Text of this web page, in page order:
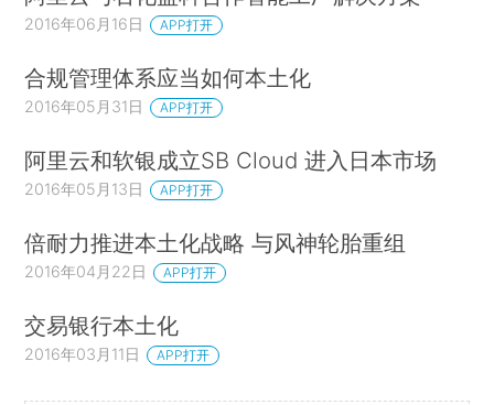
2016年06月16日 APP打开
合规管理体系应当如何本土化
2016年05月31日 APP打开
阿里云和软银成立SB Cloud 进入日本市场
2016年05月13日 APP打开
倍耐力推进本土化战略 与风神轮胎重组
2016年04月22日 APP打开
交易银行本土化
2016年03月11日 APP打开